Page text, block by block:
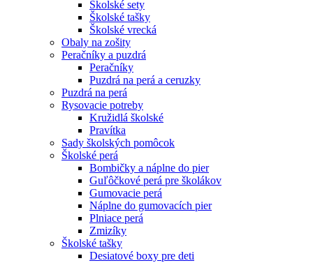
Školské sety
Školské tašky
Školské vrecká
Obaly na zošity
Peračníky a puzdrá
Peračníky
Puzdrá na perá a ceruzky
Puzdrá na perá
Rysovacie potreby
Kružidlá školské
Pravítka
Sady školských pomôcok
Školské perá
Bombičky a náplne do pier
Guľôčkové perá pre školákov
Gumovacie perá
Náplne do gumovacích pier
Plniace perá
Zmizíky
Školské tašky
Desiatové boxy pre deti